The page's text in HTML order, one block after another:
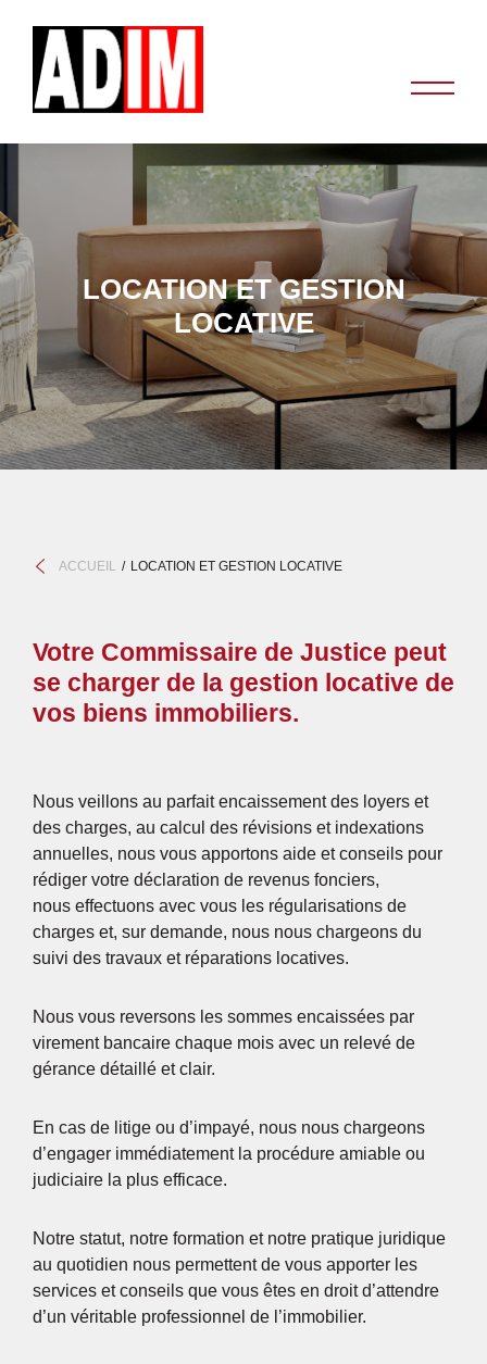
LOCATION ET GESTION
LOCATIVE
ACCUEIL LOCATION ET GESTION LOCATIVE
Votre Commissaire de Justice peut
se charger de la gestion locative de
vos biens immobiliers.
Nous veillons au parfait encaissement des loyers et
des charges, au calcul des révisions et indexations
annuelles, nous vous apportons aide et conseils pour
rédiger votre déclaration de revenus fonciers,
nous effectuons avec vous les régularisations de
charges et, sur demande, nous nous chargeons du
suivi des travaux et réparations locatives.
Nous vous reversons les sommes encaissées par
virement bancaire chaque mois avec un relevé de
gérance détaillé et clair.
En cas de litige ou d’impayé, nous nous chargeons
d’engager immédiatement la procédure amiable ou
judiciaire la plus efficace.
Notre statut, notre formation et notre pratique juridique
au quotidien nous permettent de vous apporter les
services et conseils que vous êtes en droit d’attendre
d’un véritable professionnel de l’immobilier.